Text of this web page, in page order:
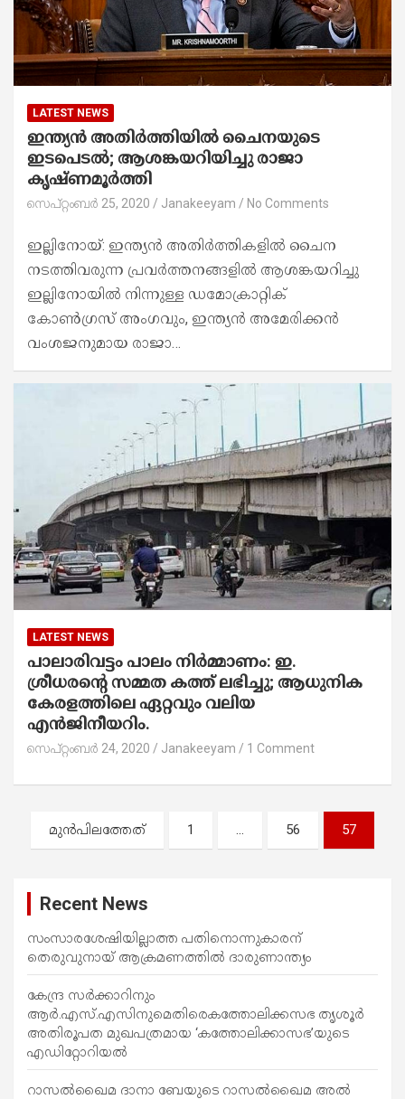
LATEST NEWS
ഇന്ത്യന്‍ അതിര്‍ത്തിയില്‍ ചൈനയുടെ
ഇടപെടല്‍; ആശങ്കയറിയിച്ചു രാജാ
കൃഷ്ണമൂര്‍ത്തി
സെപ്റ്റംബർ 25, 2020 Janakeeyam No Comments
ഇല്ലിനോയ്: ഇന്ത്യന്‍ അതിര്‍ത്തികളില്‍ ചൈന
നടത്തിവരുന്ന പ്രവര്‍ത്തനങ്ങളില്‍ ആശങ്കയറിച്ചു
ഇല്ലിനോയില്‍ നിന്നുള്ള ഡമോക്രാറ്റിക്
കോണ്‍ഗ്രസ് അംഗവും, ഇന്ത്യന്‍ അമേരിക്കന്‍
വംശജനുമായ രാജാ…
LATEST NEWS
പാലാരിവട്ടം പാലം നിര്‍മ്മാണം: ഇ.
ശ്രീധരന്റെ സമ്മത കത്ത് ലഭിച്ചു; ആധുനിക
കേരളത്തിലെ ഏറ്റവും വലിയ
എൻജിനീയറിം.
സെപ്റ്റംബർ 24, 2020 Janakeeyam 1 Comment
പോ
സ്റ്റു
ളി
ലൂ
ടെ
മുന്‍പിലത്തേത് 1 … 56 57
Recent News
സംസാരശേഷിയില്ലാത്ത പതിനൊന്നുകാരന്
തെരുവുനായ് ആക്രമണത്തില്‍ ദാരുണാന്ത്യം
കേന്ദ്ര സർക്കാറിനും
ആർ.എസ്.എസിനുമെതിരെകത്തോലിക്കസഭ തൃശൂർ
അതിരൂപത മുഖപത്രമായ ‘കത്തോലിക്കാസഭ’യുടെ
എഡിറ്റോറിയൽ
റാസൽഖൈമ ദാനാ ബേയുടെ റാസൽഖൈമ അൽ